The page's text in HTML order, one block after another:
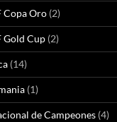
Copa Oro (2)
Gold Cup (2)
(14)
(1)
de Campeones (4)